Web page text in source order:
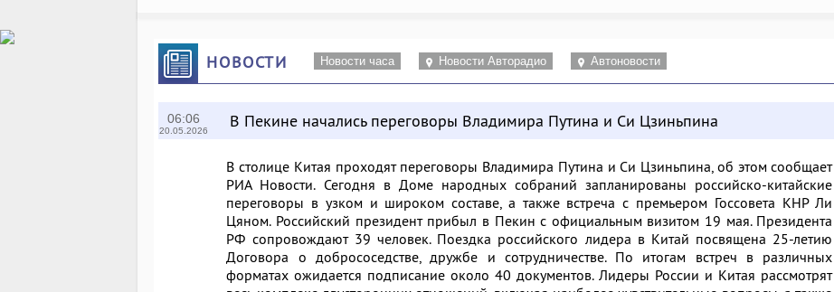
НОВОСТИ Новости часа Новости Авторадио Автоновости
06:06
20.05.2026 В Пекине начались переговоры Владимира Путина и Си Цзиньпина
В столице Китая проходят переговоры Владимира Путина и Си Цзиньпина, об этом сообщает
РИА Новости. Сегодня в Доме народных собраний запланированы российско-китайские
переговоры в узком и широком составе, а также встреча с премьером Госсовета КНР Ли
Цяном. Российский президент прибыл в Пекин с официальным визитом 19 мая. Президента
РФ сопровождают 39 человек. Поездка российского лидера в Китай посвящена 25-летию
Договора о добрососедстве, дружбе и сотрудничестве. По итогам встреч в различных
форматах ожидается подписание около 40 документов.Лидеры России и Китая рассмотрят